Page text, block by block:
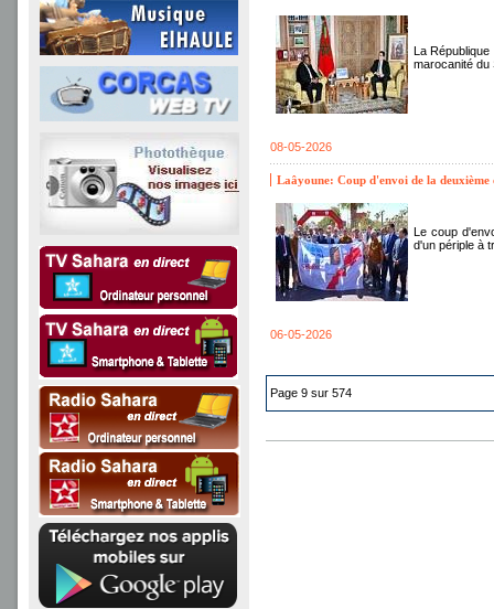
La
marocanité du
08-05-2026
Laâyoune: Coup d'envoi de la
Le coup
d'un périple à
06-05-2026
Page 9 sur 574